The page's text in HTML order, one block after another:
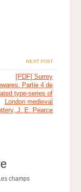
NEXT POST
[PDF] Surrey
Partie 4 de
type-series of
London medieval
J. E. Pearce
Les champs